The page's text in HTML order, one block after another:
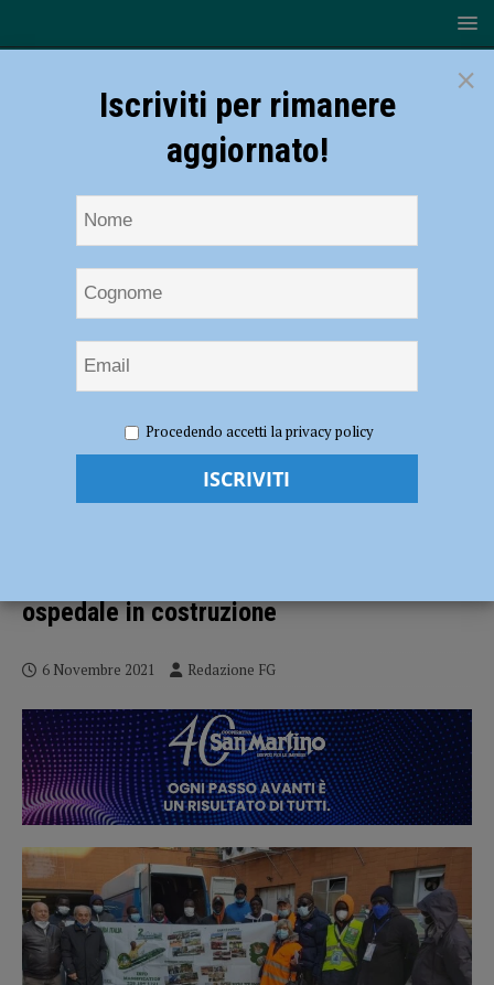
materiali sanitari dismessi all’associazione Touba Ca Kanam:
voleranno in Senegal per un ospedale in costruzione
Ausl e Auser donano materiali sanitari
ospedale in costruzione
6 Novembre 2021 Redazione FG
×
Iscriviti per rimanere
aggiornato!
Procedendo accetti la privacy policy